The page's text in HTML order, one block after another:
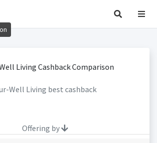
Well Living best cashback
Offering by